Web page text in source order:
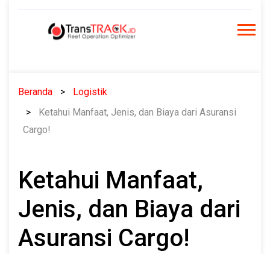
Beranda
Logistik
Ketahui Manfaat, Jenis, dan Biaya dari Asuransi
Cargo!
Ketahui Manfaat,
Jenis, dan Biaya dari
Asuransi Cargo!